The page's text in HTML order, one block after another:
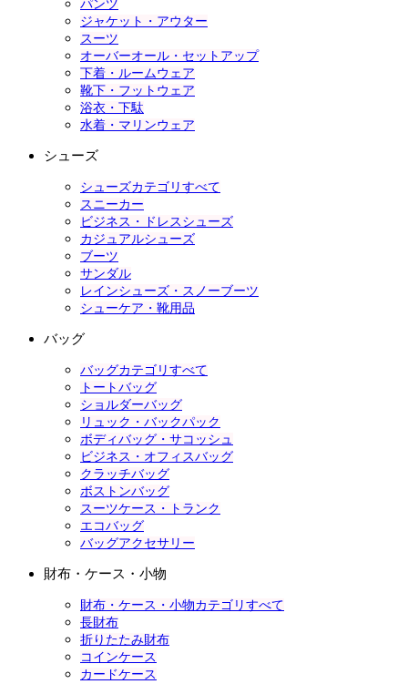
パンツ
ジャケット・アウター
スーツ
オーバーオール・セットアップ
下着・ルームウェア
靴下・フットウェア
浴衣・下駄
水着・マリンウェア
シューズ
シューズカテゴリすべて
スニーカー
ビジネス・ドレスシューズ
カジュアルシューズ
ブーツ
サンダル
レインシューズ・スノーブーツ
シューケア・靴用品
バッグ
バッグカテゴリすべて
トートバッグ
ショルダーバッグ
リュック・バックパック
ボディバッグ・サコッシュ
ビジネス・オフィスバッグ
クラッチバッグ
ボストンバッグ
スーツケース・トランク
エコバッグ
バッグアクセサリー
財布・ケース・小物
財布・ケース・小物カテゴリすべて
長財布
折りたたみ財布
コインケース
カードケース